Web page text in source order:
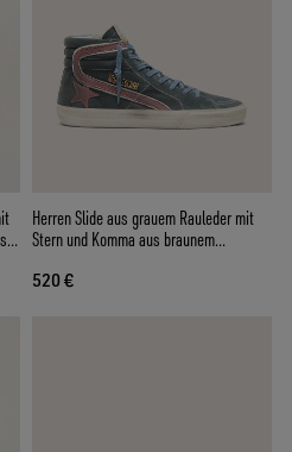
Herren Slide aus grauem Rauleder mit
Stern und Komma aus braunem
520 €